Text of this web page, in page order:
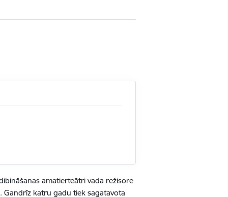
amatierteātri vada režisore
Gandrīz katru gadu tiek sagatavota